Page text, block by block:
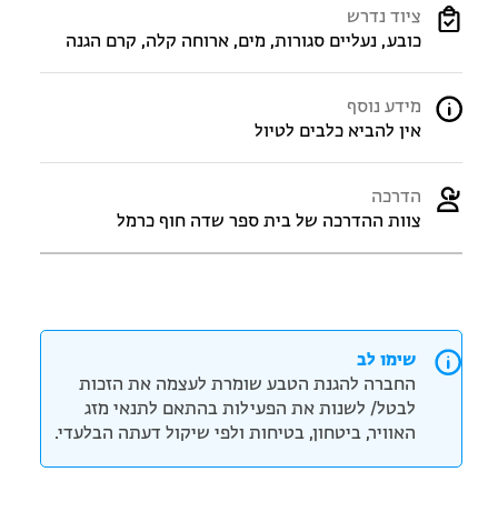
ציוד נדרש
כובע, נעליים סגורות, מים, ארוחה קלה, קרם הגנה
מידע נוסף
אין להביא כלבים לטיול
הדרכה
צוות ההדרכה של בית ספר שדה חוף כרמל
שימו לב
החברה להגנת הטבע שומרת לעצמה את הזכות
לבטל/ לשנות את הפעילות בהתאם לתנאי מזג
האוויר, ביטחון, בטיחות ולפי שיקול דעתה הבלעדי.